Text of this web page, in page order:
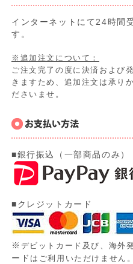
インターネットにて24時間
す。
※追加注文について：
ご注文完了の度に決済および
きますため、追加注文は承り
ださいませ。
■銀行振込（一部商品のみ）
■クレジットカード
※ デビットカード及び、 海外
ード はご利用いただけません。